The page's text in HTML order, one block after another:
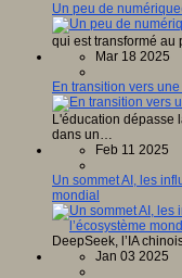
Un peu de
qui est transformé
Mar 18 2025
En transition vers
L'éducation dépasse
dans un…
Feb 11 2025
Un sommet AI, les
mondial
DeepSeek, l’IA
Jan 03 2025